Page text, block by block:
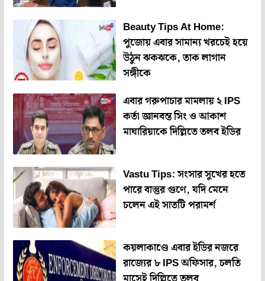
Beauty Tips At Home:
পুজোয় এবার সামান্য খরচেই হয়ে
উঠুন ঝকঝকে, তাক লাগান
সঙ্গীকে
এবার গরুপাচার মামলায় ২ IPS
কর্তা জ্ঞানবন্ত সিং ও আকাশ
মাঘারিয়াকে দিল্লিতে তলব ইডির
Vastu Tips: সংসার সুখের হতে
পারে বাস্তুর গুণে, যদি মেনে
চলেন এই সাতটি পরামর্শ
কয়লাকাণ্ডে এবার ইডির নজরে
রাজ্যের ৮ IPS অফিসার, চলতি